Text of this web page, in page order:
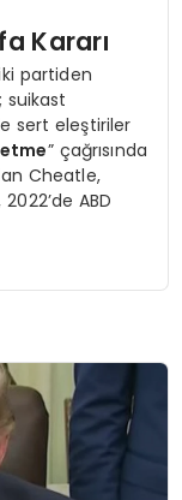
Kararı
partiden
suikast
sert eleştiriler
” çağrısında
Cheatle,
ABD